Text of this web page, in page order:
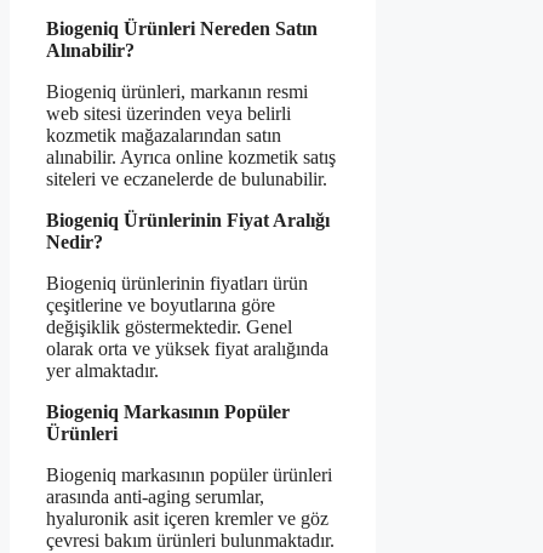
Biogeniq Ürünleri Nereden Satın
Alınabilir?
Biogeniq ürünleri, markanın resmi
web sitesi üzerinden veya belirli
kozmetik mağazalarından satın
alınabilir. Ayrıca online kozmetik satış
siteleri ve eczanelerde de bulunabilir.
Biogeniq Ürünlerinin Fiyat Aralığı
Nedir?
Biogeniq ürünlerinin fiyatları ürün
çeşitlerine ve boyutlarına göre
değişiklik göstermektedir. Genel
olarak orta ve yüksek fiyat aralığında
yer almaktadır.
Biogeniq Markasının Popüler
Ürünleri
Biogeniq markasının popüler ürünleri
arasında anti-aging serumlar,
hyaluronik asit içeren kremler ve göz
çevresi bakım ürünleri bulunmaktadır.